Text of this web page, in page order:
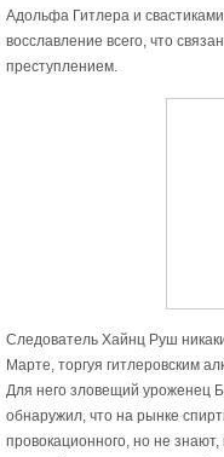
Адольфа Гитлера и
восславление всего, что
преступлением.
Следователь Хайнц Руш
Марте, торгуя гитлеровским
Для него зловещий уроженец
обнаружил, что на рынке
провокационного, но не знают,